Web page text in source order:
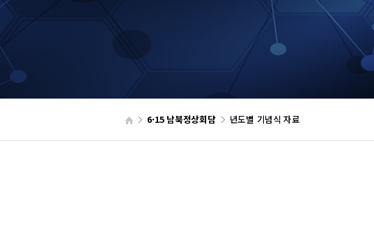
6·15 남북정상회담 년도별 기념식 자료